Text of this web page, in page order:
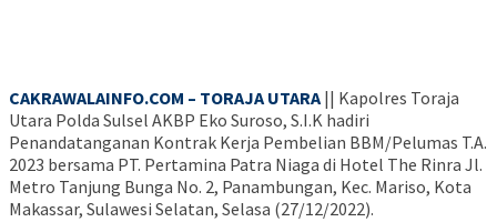
CAKRAWALAINFO.COM – TORAJA UTARA|| Kapolres Toraja
Utara Polda Sulsel AKBP Eko Suroso, S.I.K hadiri
Penandatanganan Kontrak Kerja Pembelian BBM/Pelumas T.A.
2023 bersama PT. Pertamina Patra Niaga di Hotel The Rinra Jl.
Metro Tanjung Bunga No. 2, Panambungan, Kec. Mariso, Kota
Makassar, Sulawesi Selatan, Selasa (27/12/2022).